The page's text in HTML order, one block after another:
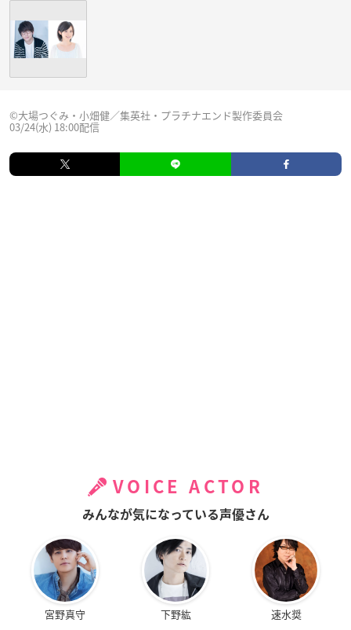
©大場つぐみ・小畑健／集英社・プラチナエンド製作委員会
03/24(水) 18:00配信
VOICE ACTOR
みんなが気になっている声優さん
宮野真守 下野紘 速水奨